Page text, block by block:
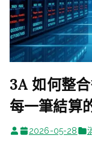
3A 如何整
每一筆結算
2026-05-28